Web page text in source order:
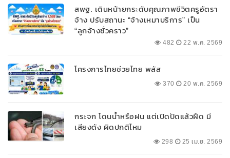
สพฐ. เดินหน้ายกระดับคุณภาพชีวิตครูอัตรา
จ้าง ปรับสถานะ “จ้างเหมาบริการ” เป็น
“ลูกจ้างชั่วคราว”
482 22 พ.ค. 2569
โครงการไทยช่วยไทย พลัส
370 20 พ.ค. 2569
กระจก โดนน้ำหรือฝน แต่เปิดปัดแล้วฝืด มี
เสียงดัง ผิดปกติไหม
298 25 เม.ย. 2569